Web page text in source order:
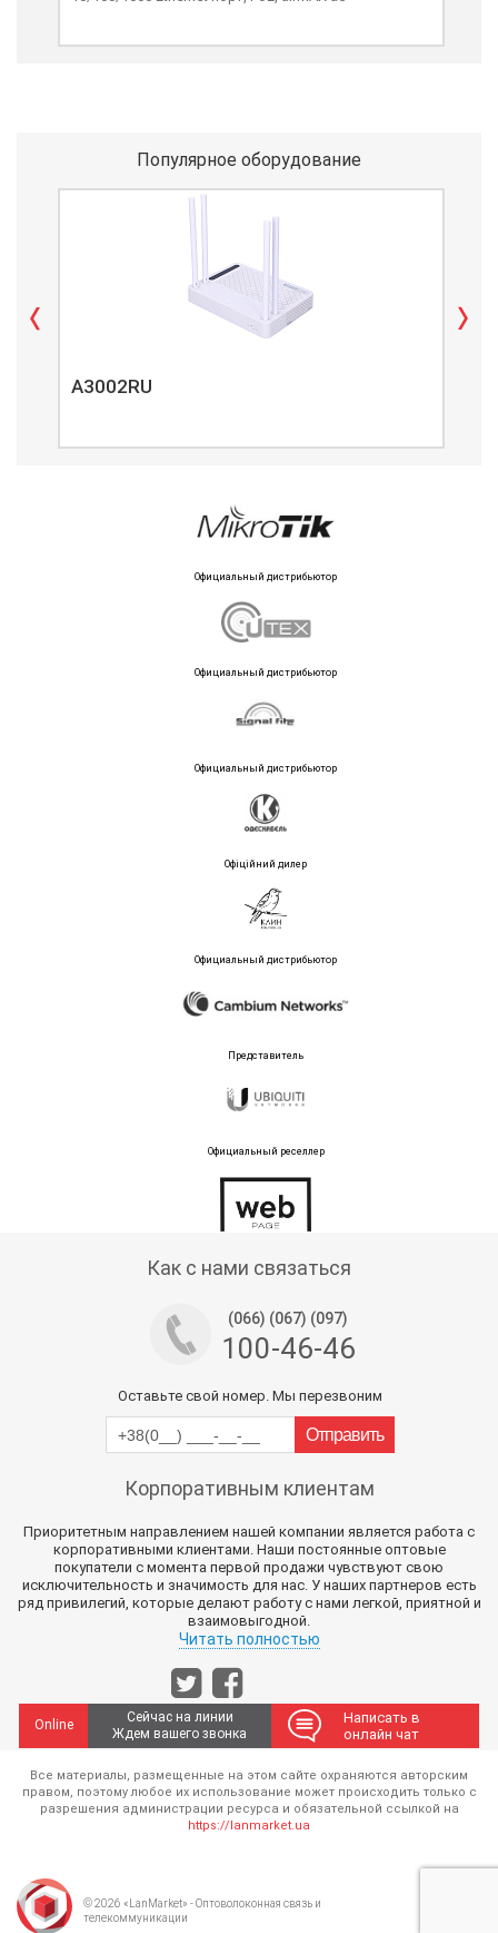
Популярное оборудование
A3002RU
Официальный дистрибьютор
Официальный дистрибьютор
Официальный дистрибьютор
Офіційний дилер
Официальный дистрибьютор
Представитель
Официальный реселлер
Как с нами связаться
(066) (067) (097)
100-46-46
Оставьте свой номер. Мы перезвоним
Корпоративным клиентам
Приоритетным направлением нашей компании является работа с
корпоративными клиентами. Наши постоянные оптовые
покупатели с момента первой продажи чувствуют свою
исключительность и значимость для нас. У наших партнеров есть
ряд привилегий, которые делают работу с нами легкой, приятной и
взаимовыгодной.
Читать полностью
Online
Сейчас на линии
Ждем вашего звонка
Написать в
онлайн чат
© 2026 «LanMarket» - Оптоволоконная связь и
телекоммуникации
Все материалы, размещенные на этом сайте охраняются авторским
правом, поэтому любое их использование может происходить только с
разрешения администрации ресурса и обязательной ссылкой на
https://lanmarket.ua